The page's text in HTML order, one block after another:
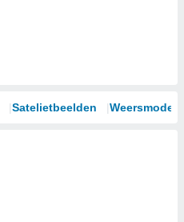
Satelietbeelden